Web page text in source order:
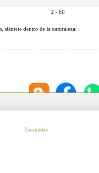
2 - 60
siéntete dentro de la naturaleza.
Escapadas